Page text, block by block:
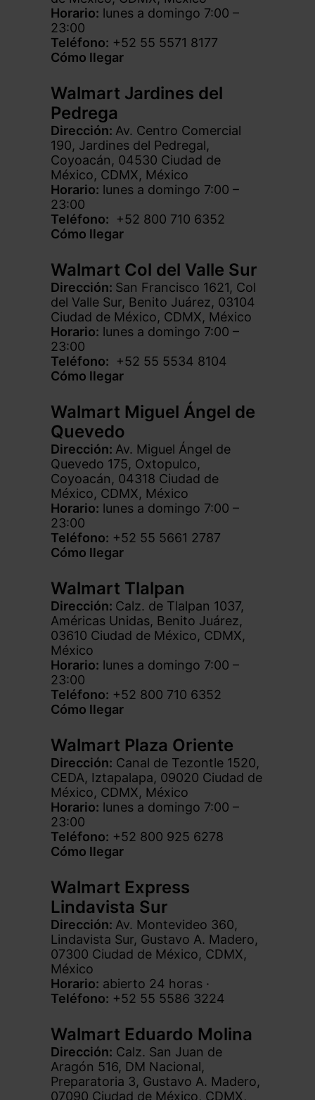
Horario: lunes a domingo 7:00 –
23:00
Teléfono: +52 55 5571 8177
Cómo llegar
Walmart Jardines del
Pedrega
Dirección: Av. Centro Comercial
190, Jardines del Pedregal,
Coyoacán, 04530 Ciudad de
México, CDMX, México
Horario: lunes a domingo 7:00 –
23:00
Teléfono: +52 800 710 6352
Cómo llegar
Walmart Col del Valle Sur
Dirección: San Francisco 1621, Col
del Valle Sur, Benito Juárez, 03104
Ciudad de México, CDMX, México
Horario: lunes a domingo 7:00 –
23:00
Teléfono: +52 55 5534 8104
Cómo llegar
Walmart Miguel Ángel de
Quevedo
Dirección: Av. Miguel Ángel de
Quevedo 175, Oxtopulco,
Coyoacán, 04318 Ciudad de
México, CDMX, México
Horario: lunes a domingo 7:00 –
23:00
Teléfono: +52 55 5661 2787
Cómo llegar
Walmart Tlalpan
Dirección: Calz. de Tlalpan 1037,
Américas Unidas, Benito Juárez,
03610 Ciudad de México, CDMX,
México
Horario: lunes a domingo 7:00 –
23:00
Teléfono: +52 800 710 6352
Cómo llegar
Walmart Plaza Oriente
Dirección: Canal de Tezontle 1520,
CEDA, Iztapalapa, 09020 Ciudad de
México, CDMX, México
Horario: lunes a domingo 7:00 –
23:00
Teléfono: +52 800 925 6278
Cómo llegar
Walmart Express
Lindavista Sur
Dirección: Av. Montevideo 360,
Lindavista Sur, Gustavo A. Madero,
07300 Ciudad de México, CDMX,
México
Horario: abierto 24 horas ·
Teléfono: +52 55 5586 3224
Walmart Eduardo Molina
Dirección: Calz. San Juan de
Aragón 516, DM Nacional,
Preparatoria 3, Gustavo A. Madero,
07090 Ciudad de México, CDMX,